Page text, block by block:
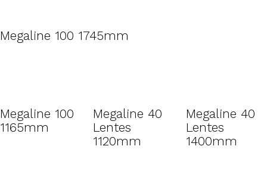
Megaline 100 1745mm
Megaline 100
1165mm
Megaline 40
Lentes
1120mm
Megaline 40
Lentes
1400mm